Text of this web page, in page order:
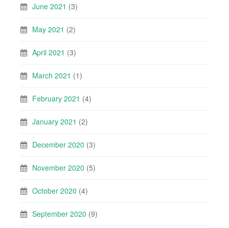
June 2021 (3)
May 2021 (2)
April 2021 (3)
March 2021 (1)
February 2021 (4)
January 2021 (2)
December 2020 (3)
November 2020 (5)
October 2020 (4)
September 2020 (9)